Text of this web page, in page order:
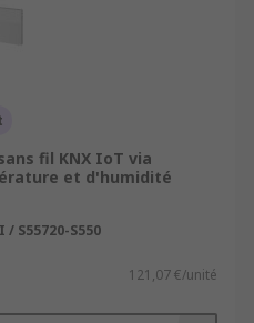
fil KNX IoT via
et d'humidité
/ S55720-S550
121,07 €/unité